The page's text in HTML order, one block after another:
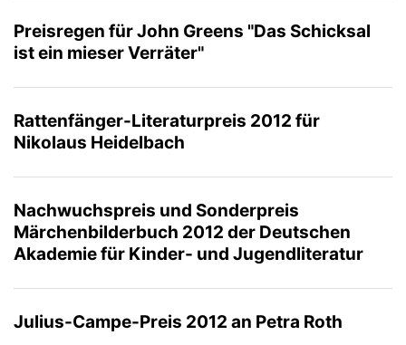
Preisregen für John Greens "Das Schicksal
ist ein mieser Verräter"
Rattenfänger-Literaturpreis 2012 für
Nikolaus Heidelbach
Nachwuchspreis und Sonderpreis
Märchenbilderbuch 2012 der Deutschen
Akademie für Kinder- und Jugendliteratur
Julius-Campe-Preis 2012 an Petra Roth